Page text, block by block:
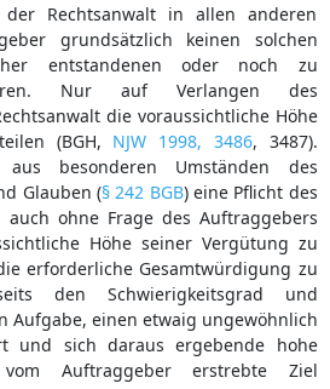
Rechtsanwalt in allen anderen
grundsätzlich keinen solchen
entstandenen oder noch zu
Nur auf Verlangen des
die voraussichtliche Höhe
(BGH, NJW 1998, 3486, 3487).
besonderen Umständen des
Glauben (§ 242 BGB) eine Pflicht des
auch ohne Frage des Auftraggebers
Höhe seiner Vergütung zu
erforderliche Gesamtwürdigung zu
den Schwierigkeitsgrad und
Aufgabe, einen etwaig ungewöhnlich
und sich daraus ergebende hohe
Auftraggeber erstrebte Ziel